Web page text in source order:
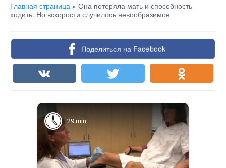
Главная страница » Она потеряла мать и способность
ходить. Но вскорости случилось невообразимое
Поделиться на Facebook
29 min